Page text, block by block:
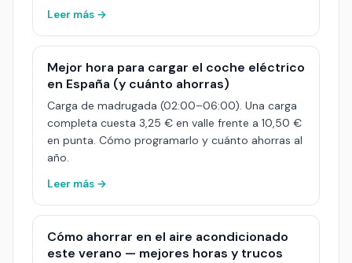
Leer más →
Mejor hora para cargar el coche eléctrico
en España (y cuánto ahorras)
Carga de madrugada (02:00–06:00). Una carga
completa cuesta 3,25 € en valle frente a 10,50 €
en punta. Cómo programarlo y cuánto ahorras al
año.
Leer más →
Cómo ahorrar en el aire acondicionado
este verano — mejores horas y trucos